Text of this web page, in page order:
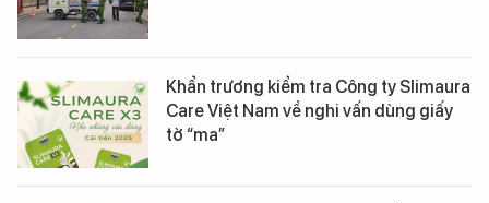
Khẩn trương kiểm tra Công ty Slimaura
Care Việt Nam về nghi vấn dùng giấy
tờ “ma”